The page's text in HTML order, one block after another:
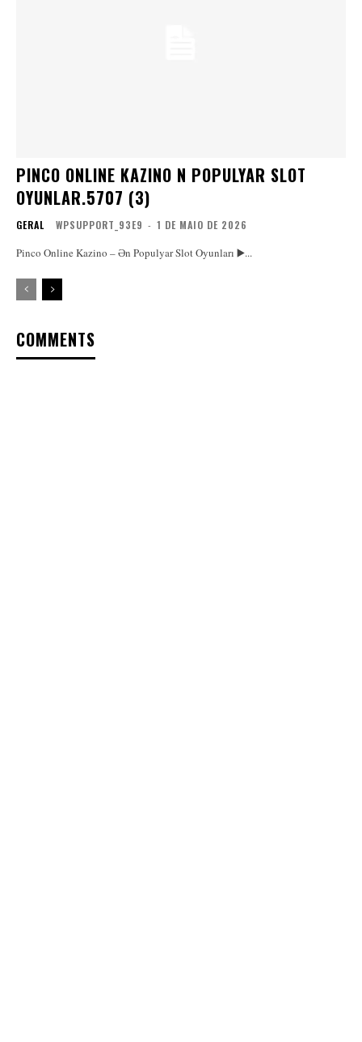
PINCO ONLINE KAZINO N POPULYAR SLOT
OYUNLAR.5707 (3)
GERAL WPSUPPORT_93E9 - 1 DE MAIO DE 2026
Pinco Online Kazino – Ən Populyar Slot Oyunları ▶️...
COMMENTS